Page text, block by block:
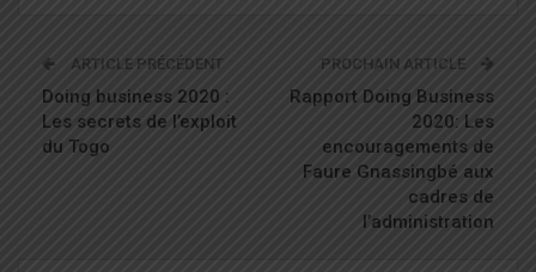
ARTICLE PRÉCÉDENT
Doing business 2020 :
Les secrets de l’exploit
du Togo
PROCHAIN ARTICLE
Rapport Doing Business
2020: Les
encouragements de
Faure Gnassingbé aux
cadres de
l’administration